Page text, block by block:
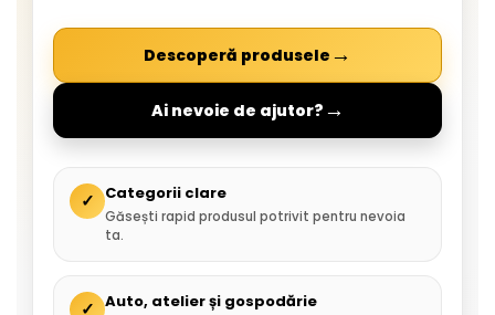
Descoperă produsele →
Ai nevoie de ajutor? →
✓ Categorii clare
Găsești rapid produsul potrivit pentru nevoia
ta.
✓ Auto, atelier și gospodărie